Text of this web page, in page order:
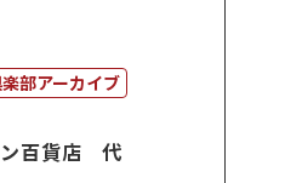
部アーカイブ
ン百貨店 代